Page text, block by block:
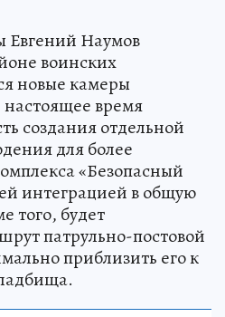
Евгений Наумов
воинских
новые камеры
время
создания отдельной
для более
«Безопасный
интеграцией в общую
того, будет
патрульно-постовой
приблизить его к